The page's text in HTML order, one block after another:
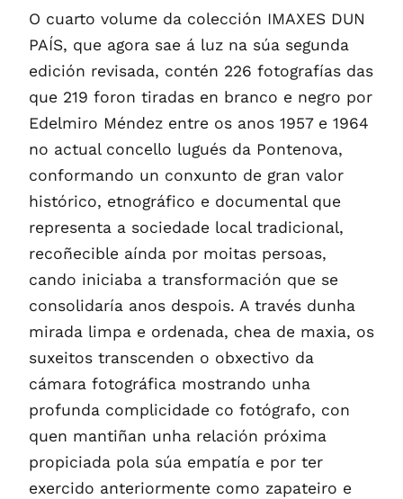
O cuarto volume da colección IMAXES DUN
PAÍS, que agora sae á luz na súa segunda
edición revisada, contén 226 fotografías das
que 219 foron tiradas en branco e negro por
Edelmiro Méndez entre os anos 1957 e 1964
no actual concello lugués da Pontenova,
conformando un conxunto de gran valor
histórico, etnográfico e documental que
representa a sociedade local tradicional,
recoñecible aínda por moitas persoas,
cando iniciaba a transformación que se
consolidaría anos despois. A través dunha
mirada limpa e ordenada, chea de maxia, os
suxeitos transcenden o obxectivo da
cámara fotográfica mostrando unha
profunda complicidade co fotógrafo, con
quen mantiñan unha relación próxima
propiciada pola súa empatía e por ter
exercido anteriormente como zapateiro e